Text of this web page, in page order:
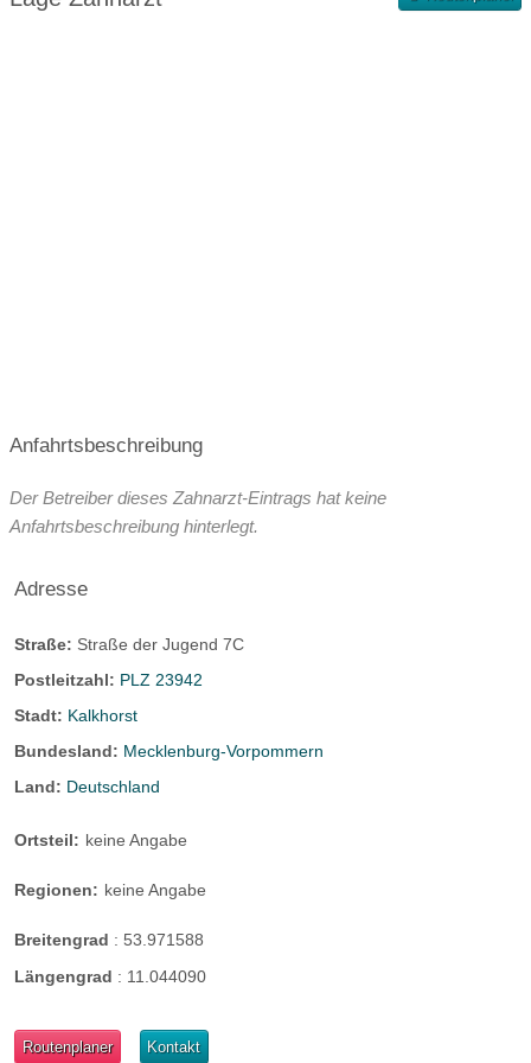
Anfahrtsbeschreibung
Der Betreiber dieses Zahnarzt-Eintrags hat keine
Anfahrtsbeschreibung hinterlegt.
Adresse
Straße: Straße der Jugend 7C
Postleitzahl: PLZ 23942
Stadt: Kalkhorst
Bundesland: Mecklenburg-Vorpommern
Land: Deutschland
Ortsteil: keine Angabe
Regionen: keine Angabe
Breitengrad : 53.971588
Längengrad : 11.044090
Routenplaner Kontakt